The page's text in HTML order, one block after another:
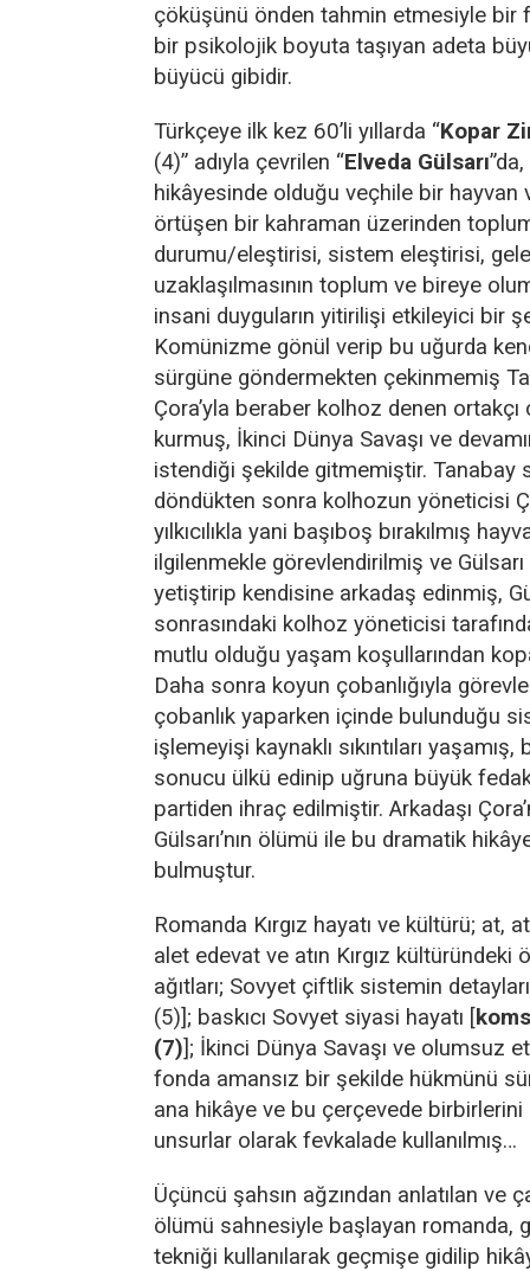
çöküşünü önden tahmin etmesiyle bir
bir psikolojik boyuta taşıyan adeta
büyücü gibidir.
Türkçeye ilk kez 60’li yıllarda “Kopar
(4)” adıyla çevrilen “Elveda Gülsarı
hikâyesinde olduğu veçhile bir hayvan
örtüşen bir kahraman üzerinden
durumu/eleştirisi, sistem eleştirisi,
uzaklaşılmasının toplum ve bireye
insani duyguların yitirilişi etkileyici bir
Komünizme gönül verip bu uğurda
sürgüne göndermekten çekinmemiş
Çora’yla beraber kolhoz denen
kurmuş, İkinci Dünya Savaşı ve
istendiği şekilde gitmemiştir. Tanabay
döndükten sonra kolhozun yöneticisi
yılkıcılıkla yani başıboş bırakılmış
ilgilenmekle görevlendirilmiş ve Gülsarı
yetiştirip kendisine arkadaş edinmiş,
sonrasındaki kolhoz yöneticisi
mutlu olduğu yaşam koşullarından
Daha sonra koyun çobanlığıyla
çobanlık yaparken içinde bulunduğu
işlemeyişi kaynaklı sıkıntıları
sonucu ülkü edinip uğruna büyük
partiden ihraç edilmiştir. Arkadaşı
Gülsarı’nın ölümü ile bu dramatik
bulmuştur.
Romanda Kırgız hayatı ve kültürü; at,
alet edevat ve atın Kırgız kültüründeki
ağıtları; Sovyet çiftlik sistemin
(5)]; baskıcı Sovyet siyasi hayatı [
(7)]; İkinci Dünya Savaşı ve olumsuz
fonda amansız bir şekilde hükmünü
ana hikâye ve bu çerçevede
unsurlar olarak fevkalade kullanılmış…
Üçüncü şahsın ağzından anlatılan ve
ölümü sahnesiyle başlayan romanda,
tekniği kullanılarak geçmişe gidilip